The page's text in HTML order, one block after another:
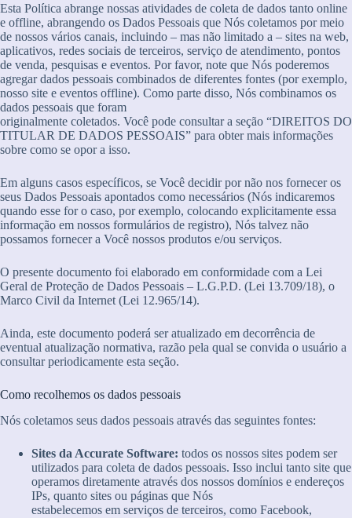
Esta Política abrange nossas atividades de coleta de dados tanto online
e offline, abrangendo os Dados Pessoais que Nós coletamos por meio
de nossos vários canais, incluindo – mas não limitado a – sites na web,
aplicativos, redes sociais de terceiros, serviço de atendimento, pontos
de venda, pesquisas e eventos. Por favor, note que Nós poderemos
agregar dados pessoais combinados de diferentes fontes (por exemplo,
nosso site e eventos offline). Como parte disso, Nós combinamos os
dados pessoais que foram
originalmente coletados. Você pode consultar a seção “DIREITOS DO
TITULAR DE DADOS PESSOAIS” para obter mais informações
sobre como se opor a isso.
Em alguns casos específicos, se Você decidir por não nos fornecer os
seus Dados Pessoais apontados como necessários (Nós indicaremos
quando esse for o caso, por exemplo, colocando explicitamente essa
informação em nossos formulários de registro), Nós talvez não
possamos fornecer a Você nossos produtos e/ou serviços.
O presente documento foi elaborado em conformidade com a Lei
Geral de Proteção de Dados Pessoais – L.G.P.D. (Lei 13.709/18), o
Marco Civil da Internet (Lei 12.965/14).
Ainda, este documento poderá ser atualizado em decorrência de
eventual atualização normativa, razão pela qual se convida o usuário a
consultar periodicamente esta seção.
Como recolhemos os dados pessoais
Nós coletamos seus dados pessoais através das seguintes fontes:
Sites da Accurate Software: todos os nossos sites podem ser
utilizados para coleta de dados pessoais. Isso inclui tanto site que
operamos diretamente através dos nossos domínios e endereços
IPs, quanto sites ou páginas que Nós
estabelecemos em serviços de terceiros, como Facebook,